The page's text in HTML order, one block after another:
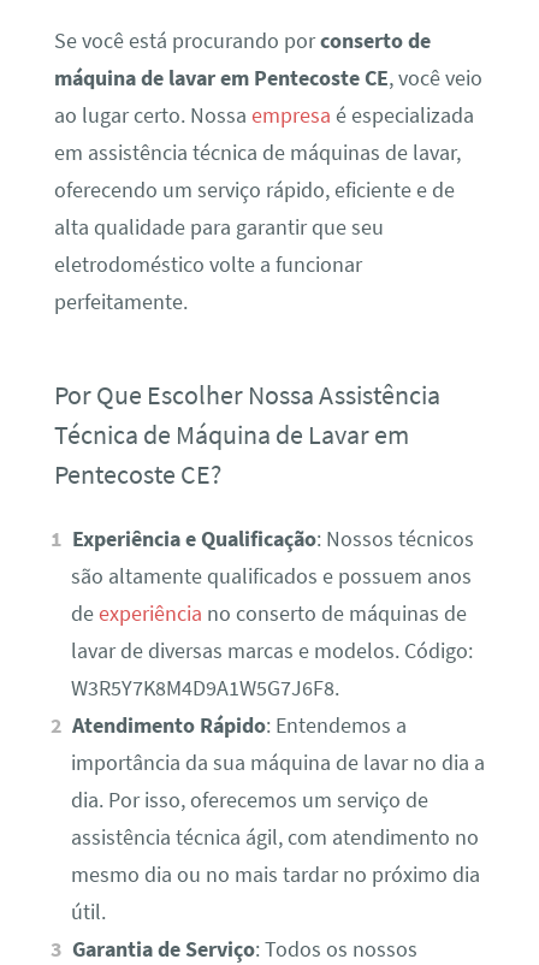
Se você está procurando porconserto de
máquina de lavar em Pentecoste CE, você veio
ao lugar certo. Nossa empresa é especializada
em assistência técnica de máquinas de lavar,
oferecendo um serviço rápido, eficiente e de
alta qualidade para garantir que seu
eletrodoméstico volte a funcionar
perfeitamente.
Por Que Escolher Nossa Assistência
Técnica de Máquina de Lavar em
Pentecoste CE?
Experiência e Qualificação: Nossos técnicos
são altamente qualificados e possuem anos
deexperiência no conserto de máquinas de
lavar de diversas marcas e modelos. Código:
W3R5Y7K8M4D9A1W5G7J6F8.
Atendimento Rápido: Entendemos a
importância da sua máquina de lavar no dia a
dia. Por isso, oferecemos um serviço de
assistência técnica ágil, com atendimento no
mesmo dia ou no mais tardar no próximo dia
útil.
Garantia de Serviço: Todos os nossos